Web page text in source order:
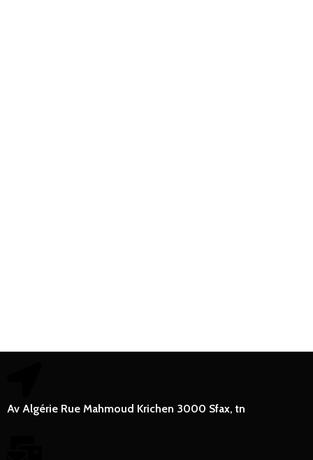
Av Algérie Rue Mahmoud Krichen 3000 Sfax, tn